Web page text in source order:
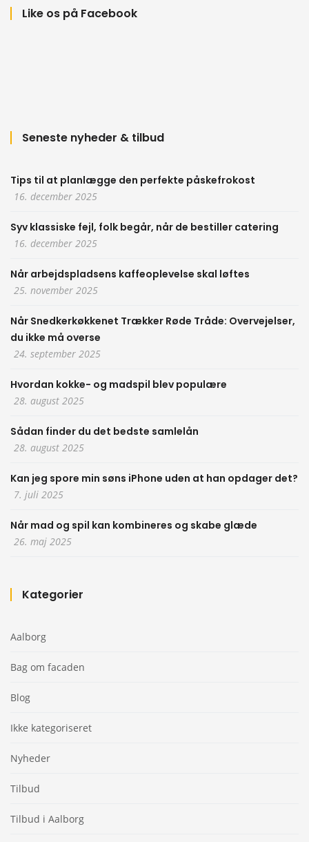
Like os på Facebook
Seneste nyheder & tilbud
Tips til at planlægge den perfekte påskefrokost
16. december 2025
Syv klassiske fejl, folk begår, når de bestiller catering
16. december 2025
Når arbejdspladsens kaffeoplevelse skal løftes
25. november 2025
Når Snedkerkøkkenet Trækker Røde Tråde: Overvejelser,
du ikke må overse
24. september 2025
Hvordan kokke- og madspil blev populære
28. august 2025
Sådan finder du det bedste samlelån
28. august 2025
Kan jeg spore min søns iPhone uden at han opdager det?
7. juli 2025
Når mad og spil kan kombineres og skabe glæde
26. maj 2025
Kategorier
Aalborg
Bag om facaden
Blog
Ikke kategoriseret
Nyheder
Tilbud
Tilbud i Aalborg